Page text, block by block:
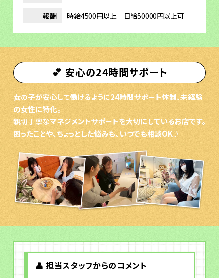
報酬 時給4500円以上 日給50000円以上可
💕 安心の24時間サポート
女の子が安心して働けるように24時間サポート体制、未経験
の女性に特化。
親切丁寧なマネジメントサポートを大切にしているお店です。
困ったことや、ちょっとした悩みも、いつでも相談OK♪
👤 担当スタッフからのコメント